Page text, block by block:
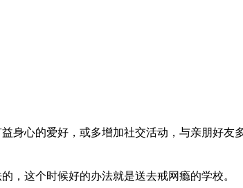
身心的爱好，或多增加社交活动，与亲朋好友
，这个时候好的办法就是送去戒网瘾的学校。